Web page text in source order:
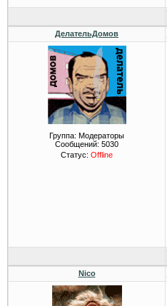
ДелательДомов
Группа: Модераторы
Сообщений: 5030
Статус: Offline
Nico